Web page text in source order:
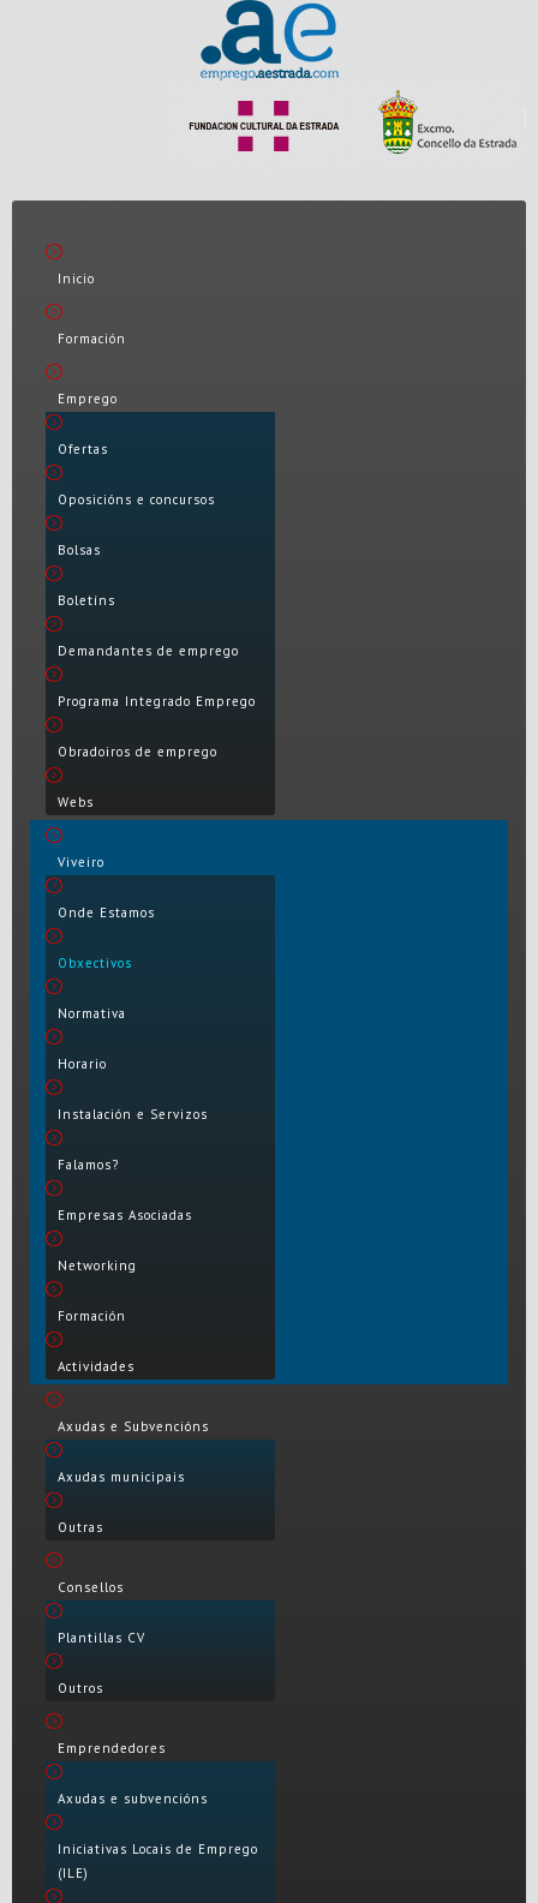
Inicio
Formación
Emprego
Ofertas
Oposicións e concursos
Bolsas
Boletíns
Demandantes de emprego
Programa Integrado Emprego
Obradoiros de emprego
Webs
Viveiro
Onde Estamos
Obxectivos
Normativa
Horario
Instalación e Servizos
Falamos?
Empresas Asociadas
Networking
Formación
Actividades
Axudas e Subvencións
Axudas municipais
Outras
Consellos
Plantillas CV
Outros
Emprendedores
Axudas e subvencións
Iniciativas Locais de Emprego
(ILE)